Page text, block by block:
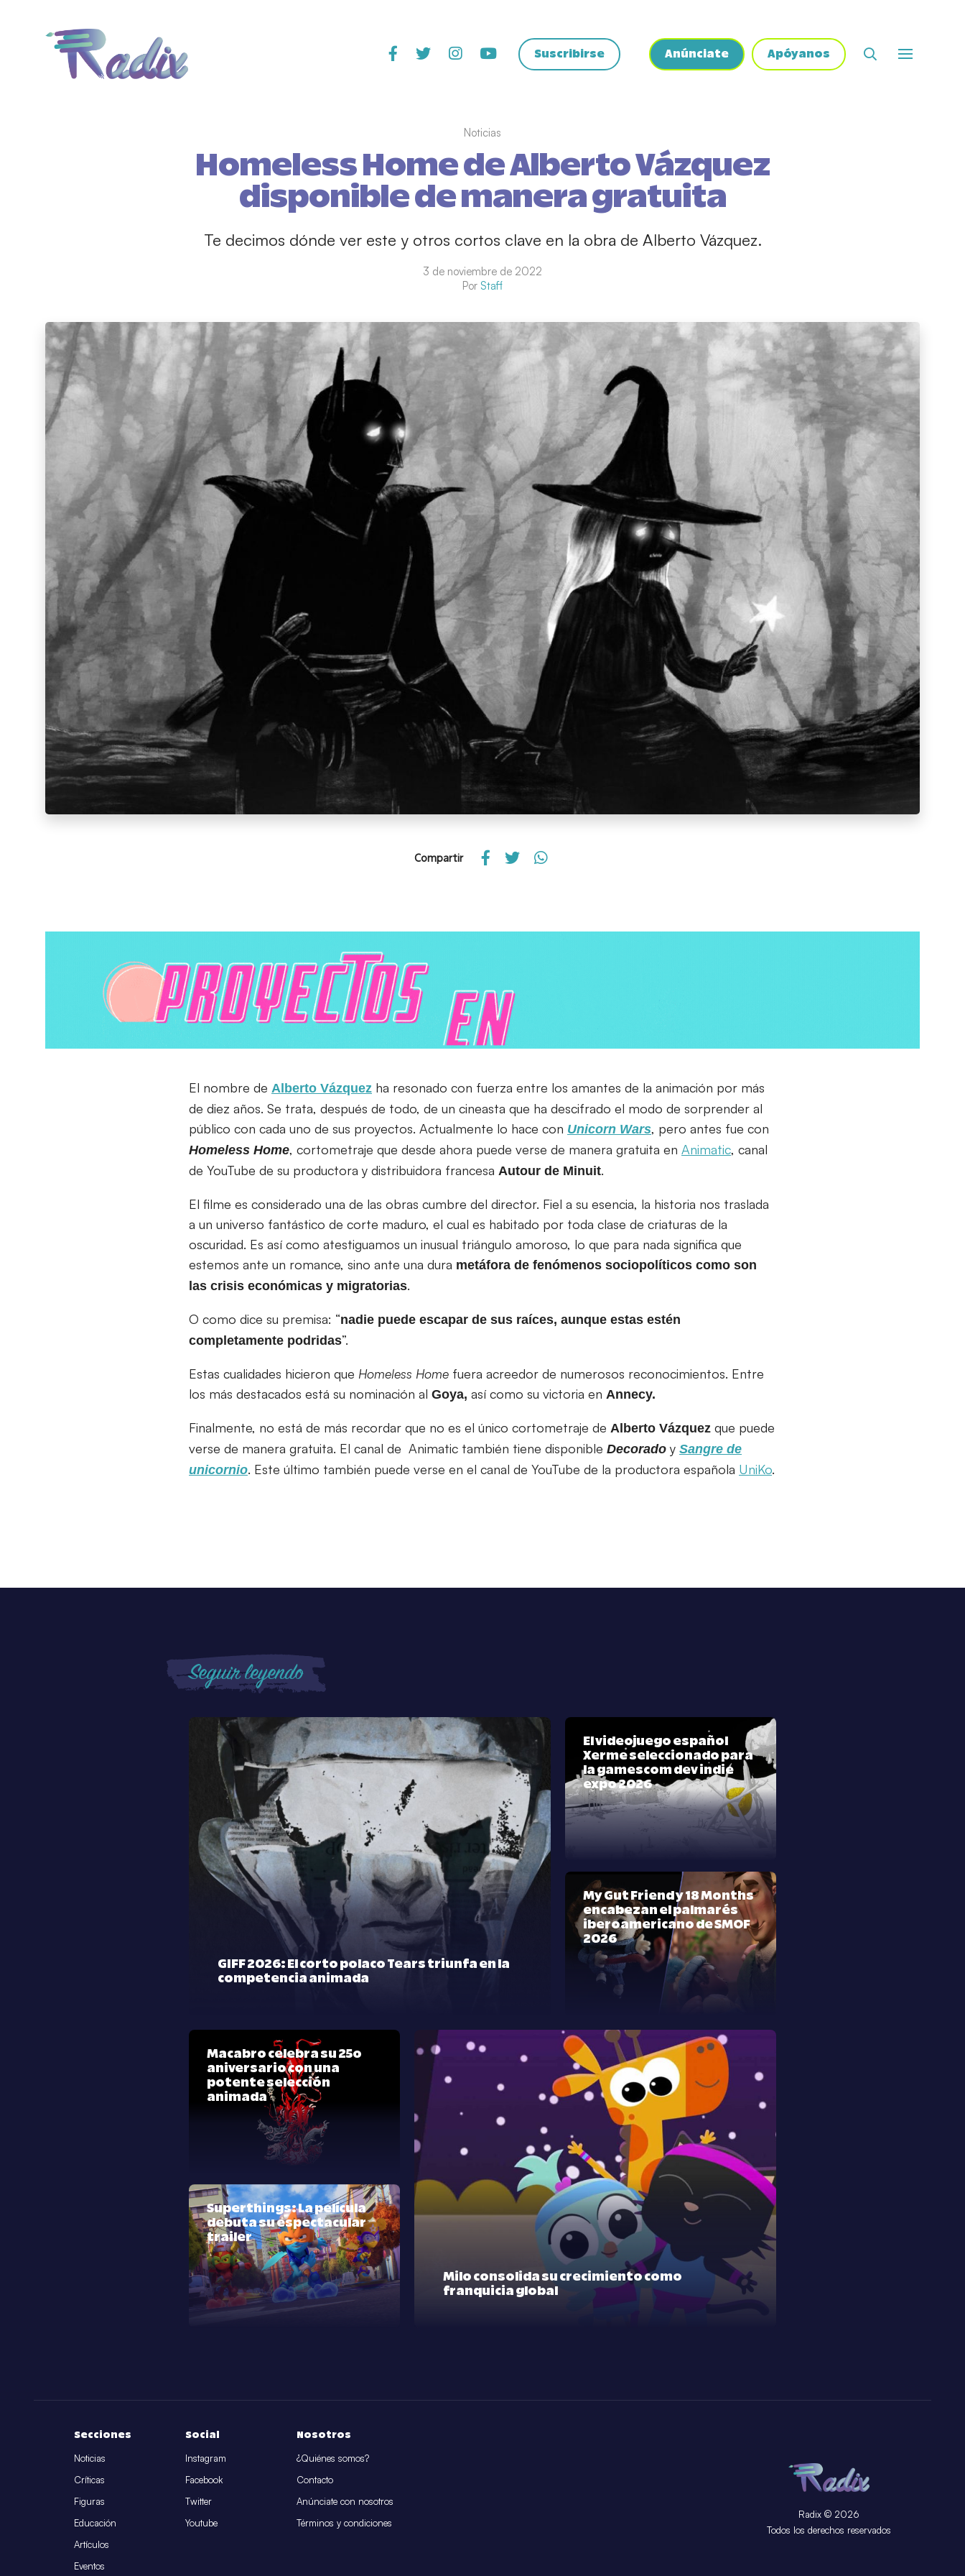
Suscribirse Anúnciate Apóyanos
Noticias
Homeless Home de Alberto Vázquez
disponible de manera gratuita
Te decimos dónde ver este y otros cortos clave en la obra de Alberto Vázquez.
3 de noviembre de 2022
Por Staff
Compartir
El nombre de Alberto Vázquez ha resonado con fuerza entre los amantes de la animación por más
de diez años. Se trata, después de todo, de un cineasta que ha descifrado el modo de sorprender al
público con cada uno de sus proyectos. Actualmente lo hace con Unicorn Wars, pero antes fue con
Homeless Home, cortometraje que desde ahora puede verse de manera gratuita en Animatic, canal
de YouTube de su productora y distribuidora francesa Autour de Minuit.
El filme es considerado una de las obras cumbre del director. Fiel a su esencia, la historia nos traslada
a un universo fantástico de corte maduro, el cual es habitado por toda clase de criaturas de la
oscuridad. Es así como atestiguamos un inusual triángulo amoroso, lo que para nada significa que
estemos ante un romance, sino ante una dura metáfora de fenómenos sociopolíticos como son
las crisis económicas y migratorias.
O como dice su premisa: “nadie puede escapar de sus raíces, aunque estas estén
completamente podridas”.
Estas cualidades hicieron que Homeless Home fuera acreedor de numerosos reconocimientos. Entre
los más destacados está su nominación al Goya, así como su victoria en Annecy.
Finalmente, no está de más recordar que no es el único cortometraje de Alberto Vázquez que puede
verse de manera gratuita. El canal de Animatic también tiene disponible Decorado y Sangre de
unicornio. Este último también puede verse en el canal de YouTube de la productora española UniKo.
Seguir leyendo
GIFF 2026: El corto polaco Tears triunfa en la
competencia animada
El videojuego español
Xerme seleccionado para
la gamescom dev indie
expo 2026
My Gut Friend y 18 Months
encabezan el palmarés
iberoamericano de SMOF
2026
Macabro celebra su 25º
aniversario con una
potente selección
animada
Milo consolida su crecimiento como
franquicia global
Superthings: La película
debuta su espectacular
trailer
Secciones
Noticias
Críticas
Figuras
Educación
Artículos
Eventos
Social
Instagram
Facebook
Twitter
Youtube
Nosotros
¿Quiénes somos?
Contacto
Anúnciate con nosotros
Términos y condiciones
Radix © 2026
Todos los derechos reservados